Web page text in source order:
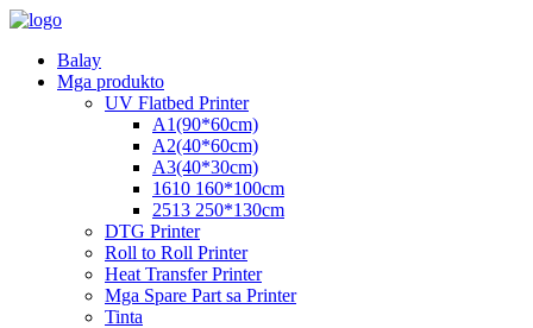
Balay
Mga produkto
UV Flatbed Printer
A1(90*60cm)
A2(40*60cm)
A3(40*30cm)
1610 160*100cm
2513 250*130cm
DTG Printer
Roll to Roll Printer
Heat Transfer Printer
Mga Spare Part sa Printer
Tinta